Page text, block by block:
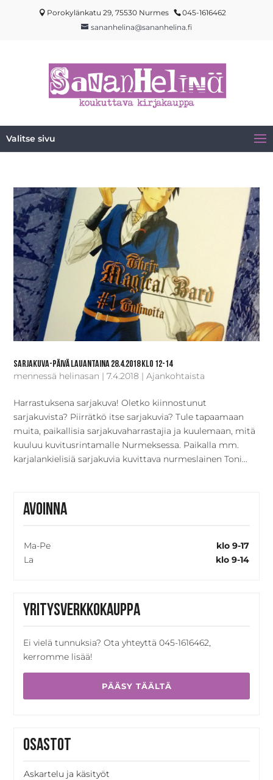
Porokylänkatu 29, 75530 Nurmes
045-1616462
sananhelina@sananhelina.fi
Valitse sivu
Sarjakuva-päivä lauantaina 28.4.2018 klo 12-14
mennessä helinasan |7.4.2018 |Ajankohtaista
Harrastuksena sarjakuva! Oletko kiinnostunut
sarjakuvista? Piirrätkö itse sarjakuvia? Tule tapaamaan
muita, paikallisia sarjakuvaharrastajia ja kuulemaan, mitä
kuuluu kuvitusrintamalle Nurmeksessa. Paikalla mm.
karjalankielisiä sarjakuvia kuvittava nurmeslainen Toni...
Avoinna
Ma-Pe
klo 9-17
La
klo 9-14
Yritysverkkokauppa
Ei vielä tunnuksia? Ota yhteyttä 045-1616462,
kerromme lisää!
PÄÄSY TÄÄLTÄ
Osastot
Askartelu ja käsityöt